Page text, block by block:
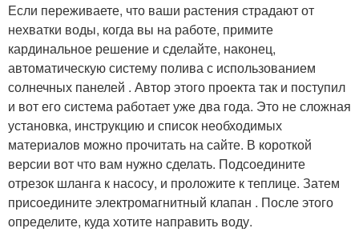
Если переживаете, что ваши растения страдают от
нехватки воды, когда вы на работе, примите
кардинальное решение и сделайте, наконец,
автоматическую систему полива с использованием
солнечных панелей . Автор этого проекта так и поступил
и вот его система работает уже два года. Это не сложная
установка, инструкцию и список необходимых
материалов можно прочитать на сайте. В короткой
версии вот что вам нужно сделать. Подсоедините
отрезок шланга к насосу, и проложите к теплице. Затем
присоедините электромагнитный клапан . После этого
определите, куда хотите направить воду.